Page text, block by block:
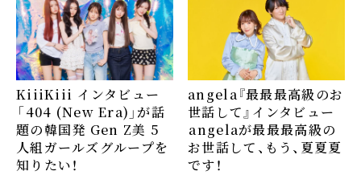
KiiiKiii インタビュー
――「404 (New Era)」が話
題の韓国発 Gen Z美 5
⼈組ガールズグループを
知りたい！
angela『最最最⾼級のお
世話して』インタビュー
――angelaが最最最⾼級の
お世話して、もう、夏夏夏
です！